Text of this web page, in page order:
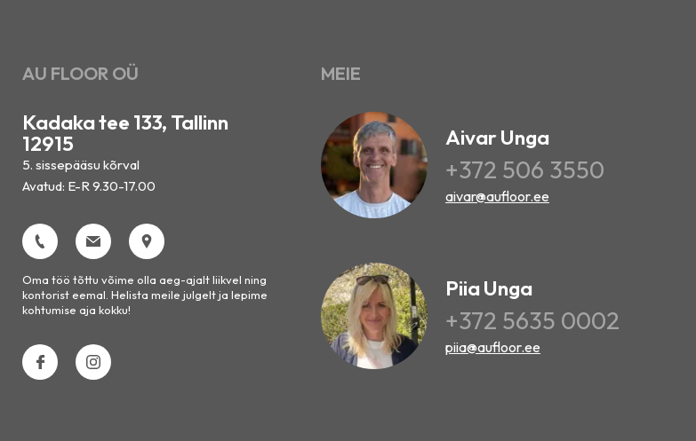
AU FLOOR OÜ
Kadaka tee 133, Tallinn
12915
5. sissepääsu kõrval
Avatud: E-R 9.30-17.00
Oma töö tõttu võime olla aeg-ajalt liikvel ning
kontorist eemal. Helista meile julgelt ja lepime
kohtumise aja kokku!
MEIE
Aivar Unga
+372 506 3550
aivar@aufloor.ee
Piia Unga
+372 5635 0002
piia@aufloor.ee